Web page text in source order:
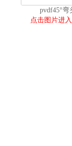
pvdf45°弯
点击图片进